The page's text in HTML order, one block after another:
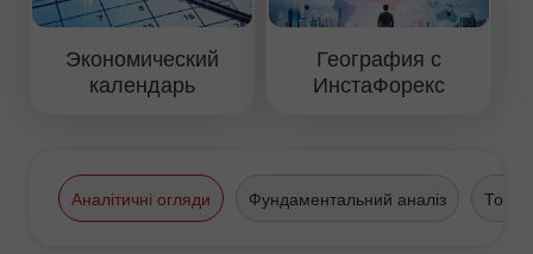
Экономический
календарь
География с
ИнстаФорекс
Аналітичні огляди Фундаментальний аналіз